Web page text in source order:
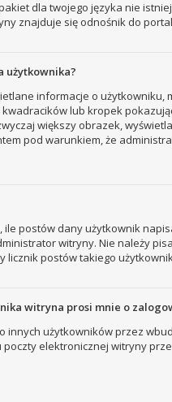
dla twojego języka nie
znajduje się odnośnik do
użytkownika?
informacje o
lub kropek
większy obrazek,
pod warunkiem, że
postów dany użytkownik
witryny. Nie należy
licznik postów takiego
witryna prosi mnie o
użytkowników przez
elektronicznej witryny